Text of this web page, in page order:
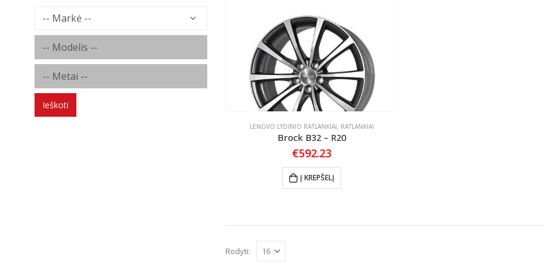
LENGVO LYDINIO RATLANKIAI, RATLANKIAI
Brock B32 – R20
€592.23
Į KREPŠELĮ
Rodyti:
Ieškoti